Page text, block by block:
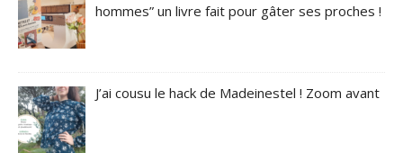
hommes” un livre fait pour gâter ses proches !
J’ai cousu le hack de Madeinestel ! Zoom avant